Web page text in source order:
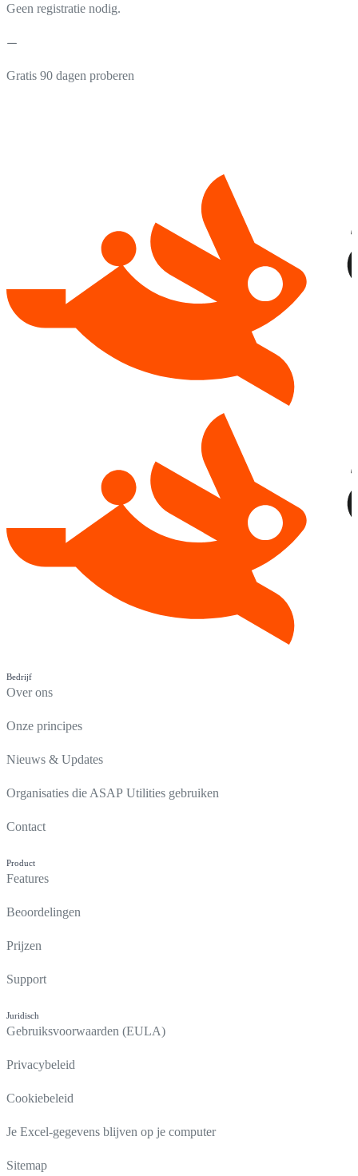
Geen registratie nodig.
Gratis 90 dagen proberen
Bedrijf
Over ons
Onze principes
Nieuws & Updates
Organisaties die ASAP Utilities gebruiken
Contact
Product
Features
Beoordelingen
Prijzen
Support
Juridisch
Gebruiksvoorwaarden (EULA)
Privacybeleid
Cookiebeleid
Je Excel-gegevens blijven op je computer
Sitemap